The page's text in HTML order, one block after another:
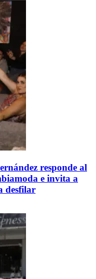
responde al
e invita a
desfilar